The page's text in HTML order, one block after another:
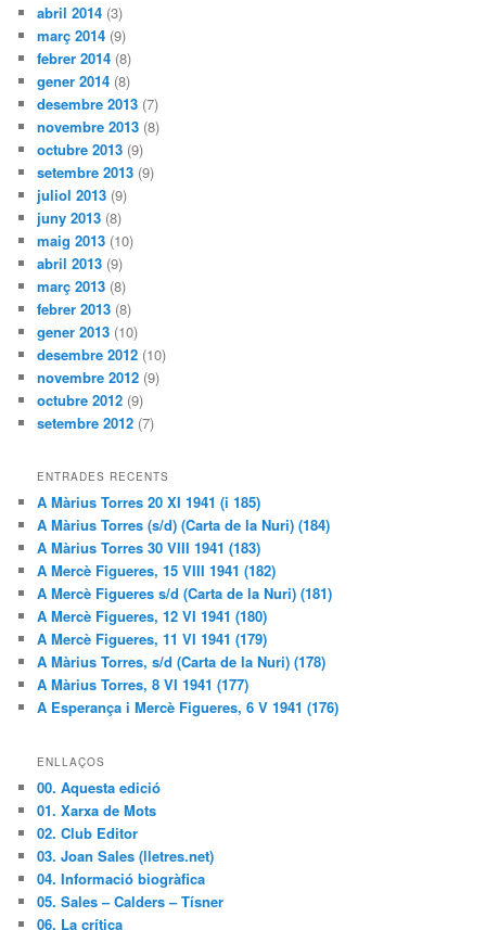
abril 2014 (3)
març 2014 (9)
febrer 2014 (8)
gener 2014 (8)
desembre 2013 (7)
novembre 2013 (8)
octubre 2013 (9)
setembre 2013 (9)
juliol 2013 (9)
juny 2013 (8)
maig 2013 (10)
abril 2013 (9)
març 2013 (8)
febrer 2013 (8)
gener 2013 (10)
desembre 2012 (10)
novembre 2012 (9)
octubre 2012 (9)
setembre 2012 (7)
ENTRADES RECENTS
A Màrius Torres 20 XI 1941 (i 185)
A Màrius Torres (s/d) (Carta de la Nuri) (184)
A Màrius Torres 30 VIII 1941 (183)
A Mercè Figueres, 15 VIII 1941 (182)
A Mercè Figueres s/d (Carta de la Nuri) (181)
A Mercè Figueres, 12 VI 1941 (180)
A Mercè Figueres, 11 VI 1941 (179)
A Màrius Torres, s/d (Carta de la Nuri) (178)
A Màrius Torres, 8 VI 1941 (177)
A Esperança i Mercè Figueres, 6 V 1941 (176)
ENLLAÇOS
00. Aquesta edició
01. Xarxa de Mots
02. Club Editor
03. Joan Sales (lletres.net)
04. Informació biogràfica
05. Sales – Calders – Tísner
06. La crítica